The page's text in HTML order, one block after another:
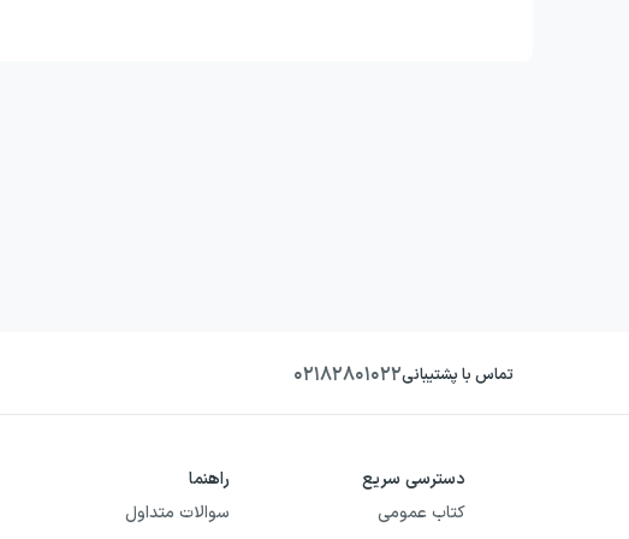
تماس با پشتیبانی۰۲۱۸۲۸۰۱۰۲۲
دسترسی سریع
کتاب عمومی
راهنما
سوالات متداول